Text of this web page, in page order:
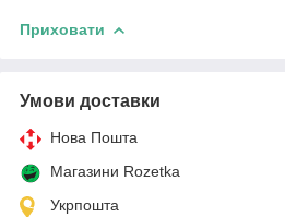
Приховати
Умови доставки
Нова Пошта
Магазини Rozetka
Укрпошта